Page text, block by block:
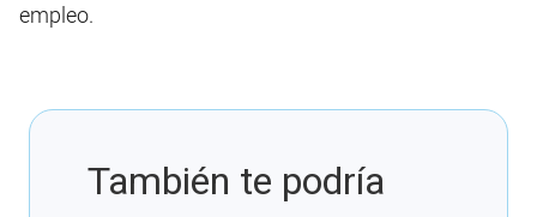
empleo.
También te podría